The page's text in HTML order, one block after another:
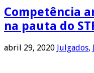
Competência
na pauta do
abril 29, 2020 Julgados,